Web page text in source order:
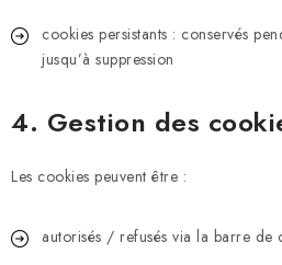
cookies persistants : conservés
jusqu’à suppression
4. Gestion des
Les cookies peuvent être :
autorisés / refusés via la barre de